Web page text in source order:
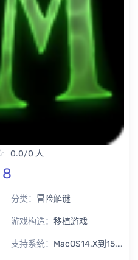
0.0/0 人
8
分类： 冒险解谜
游戏构造： 移植游戏
支持系统： MacOS14.X到15.X Sequoia